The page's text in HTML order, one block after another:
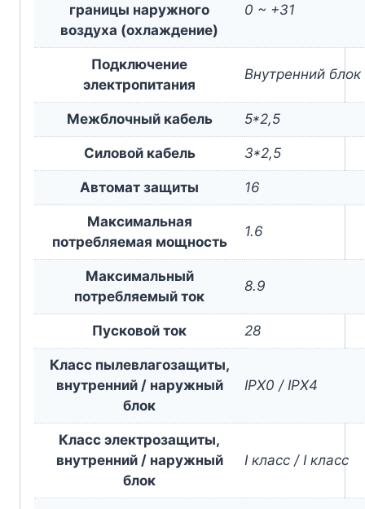
границы наружного
воздуха (охлаждение)
0 ~ +31
Подключение
электропитания
Внутренний блок
Межблочный кабель 5*2,5
Силовой кабель 3*2,5
Автомат защиты 16
Максимальная
потребляемая мощность
1.6
Максимальный
потребляемый ток
8.9
Пусковой ток 28
Класс пылевлагозащиты,
внутренний / наружный
блок
IPX0 / IPX4
Класс электрозащиты,
внутренний / наружный
блок
I класс / I класс